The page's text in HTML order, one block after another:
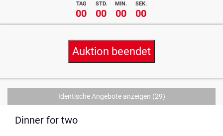
TAG STD. MIN. SEK.
00 00 00 00
Auktion beendet
Identische Angebote anzeigen (29)
Dinner for two